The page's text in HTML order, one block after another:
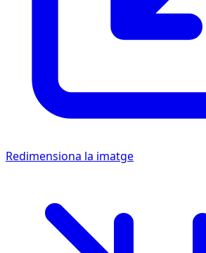
Redimensiona la imatge